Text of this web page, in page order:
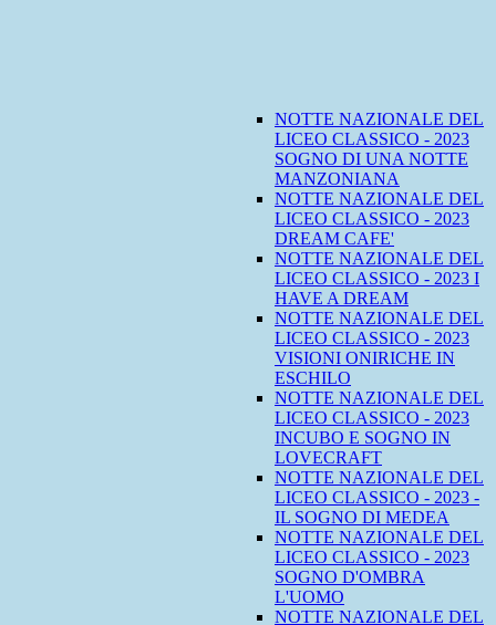
NOTTE NAZIONALE DEL
LICEO CLASSICO - 2023
SOGNO DI UNA NOTTE
MANZONIANA
NOTTE NAZIONALE DEL
LICEO CLASSICO - 2023
DREAM CAFE'
NOTTE NAZIONALE DEL
LICEO CLASSICO - 2023 I
HAVE A DREAM
NOTTE NAZIONALE DEL
LICEO CLASSICO - 2023
VISIONI ONIRICHE IN
ESCHILO
NOTTE NAZIONALE DEL
LICEO CLASSICO - 2023
INCUBO E SOGNO IN
LOVECRAFT
NOTTE NAZIONALE DEL
LICEO CLASSICO - 2023 -
IL SOGNO DI MEDEA
NOTTE NAZIONALE DEL
LICEO CLASSICO - 2023
SOGNO D'OMBRA
L'UOMO
NOTTE NAZIONALE DEL